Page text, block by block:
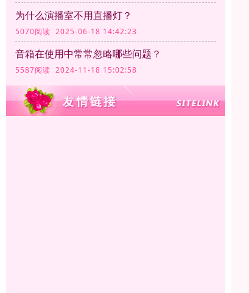
为什么演播室不用直播灯？
5070阅读 2025-06-18 14:42:23
音箱在使用中常常忽略哪些问题？
5587阅读 2024-11-18 15:02:58